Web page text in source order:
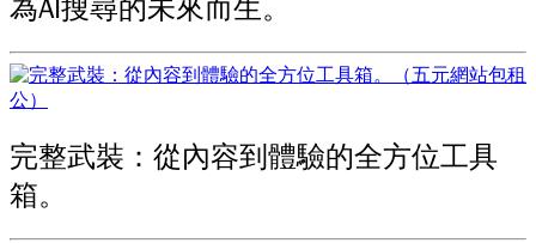
為AI搜尋的未來而生。
完整武裝：從內容到體驗的全方位工具
箱。